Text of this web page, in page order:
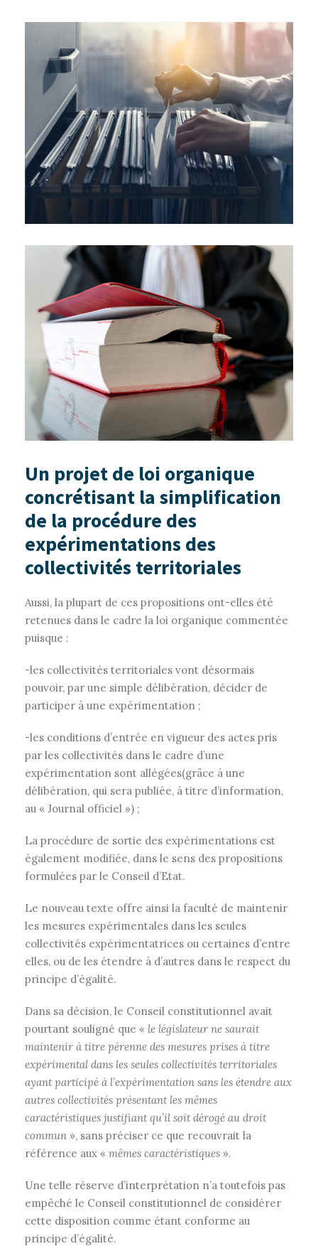
Un projet de loi organique
concrétisant la simplification
de la procédure des
expérimentations des
collectivités territoriales
Aussi, la plupart de ces propositions ont-elles été
retenues dans le cadre la loi organique commentée
puisque :
-les collectivités territoriales vont désormais
pouvoir, par une simple délibération, décider de
participer à une expérimentation ;
-les conditions d’entrée en vigueur des actes pris
par les collectivités dans le cadre d’une
expérimentation sont allégées(grâce à une
délibération, qui sera publiée, à titre d’information,
au « Journal officiel ») ;
La procédure de sortie des expérimentations est
également modifiée, dans le sens des propositions
formulées par le Conseil d’Etat.
Le nouveau texte offre ainsi la faculté de maintenir
les mesures expérimentales dans les seules
collectivités expérimentatrices ou certaines d’entre
elles, ou de les étendre à d’autres dans le respect du
principe d’égalité.
Dans sa décision, le Conseil constitutionnel avait
pourtant souligné que « le législateur ne saurait
maintenir à titre pérenne des mesures prises à titre
expérimental dans les seules collectivités territoriales
ayant participé à l’expérimentation sans les étendre aux
autres collectivités présentant les mêmes
caractéristiques justifiant qu’il soit dérogé au droit
commun », sans préciser ce que recouvrait la
référence aux « mêmes caractéristiques ».
Une telle réserve d’interprétation n’a toutefois pas
empêché le Conseil constitutionnel de considérer
cette disposition comme étant conforme au
principe d’égalité.